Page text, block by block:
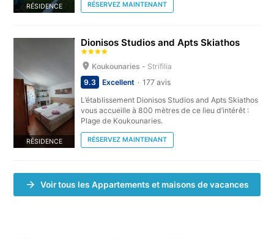
RÉSIDENCE RÉSERVEZ MAINTENANT
RÉSIDENCE
Dionisos Studios and Apts Skiathos
Koukounaries - Strifilia
9.3
Excellent
177 avis
L’établissement Dionisos Studios and Apts Skiathos
vous accueille à 800 mètres de ce lieu d’intérêt :
Plage de Koukounaries.
RÉSERVEZ MAINTENANT
Voir tous les Appartements et maisons de vacances